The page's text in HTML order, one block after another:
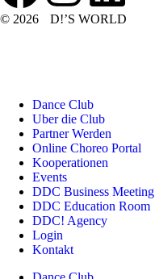
© 2026 D!’S WORLD
Dance Club
Uber die Club
Partner Werden
Online Choreo Portal
Kooperationen
Events
DDC Business Meeting
DDC Education Room
DDC! Agency
Login
Kontakt